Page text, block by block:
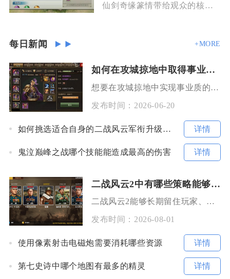
仙剑奇缘篆情带给观众的核心思考是情与宿命、坚守与取舍的东方人文思辨，同时搭配篆刻
每日新闻 +MORE
如何在攻城掠地中取得事业的突破
想要在攻城掠地中实现事业质的突破，核心在于构建一套以资源掌控为轴心、武将养成与阵法搭配为双
发布时间： 2026-06-20
如何挑选适合自身的二战风云军衔升级凭证 详情
鬼泣巅峰之战哪个技能能造成最高的伤害 详情
二战风云2中有哪些策略能够吸引人
二战风云2能够长期留住玩家、提升对局吸引力的核心策略分为四层：高效发育运营策略、兵种协同作
发布时间： 2026-08-01
使用像素射击电磁炮需要消耗哪些资源 详情
第七史诗中哪个地图有最多的精灵 详情